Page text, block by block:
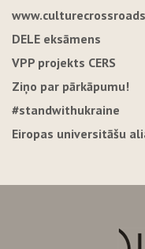
DELE eksāmens
VPP projekts CERS
Ziņo par pārkāpumu!
#standwithukraine
Eiropas universitāšu